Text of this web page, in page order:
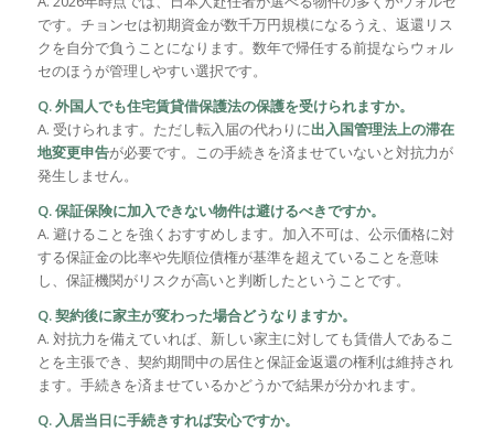
です。チョンセは初期資金が数千万円規模になるうえ、返還リス
クを自分で負うことになります。数年で帰任する前提ならウォル
セのほうが管理しやすい選択です。
Q. 外国人でも住宅賃貸借保護法の保護を受けられますか。
A. 受けられます。ただし転入届の代わりに出入国管理法上の滞在
地変更申告が必要です。この手続きを済ませていないと対抗力が
発生しません。
Q. 保証保険に加入できない物件は避けるべきですか。
A. 避けることを強くおすすめします。加入不可は、公示価格に対
する保証金の比率や先順位債権が基準を超えていることを意味
し、保証機関がリスクが高いと判断したということです。
Q. 契約後に家主が変わった場合どうなりますか。
A. 対抗力を備えていれば、新しい家主に対しても賃借人であるこ
とを主張でき、契約期間中の居住と保証金返還の権利は維持され
ます。手続きを済ませているかどうかで結果が分かれます。
Q. 入居当日に手続きすれば安心ですか。